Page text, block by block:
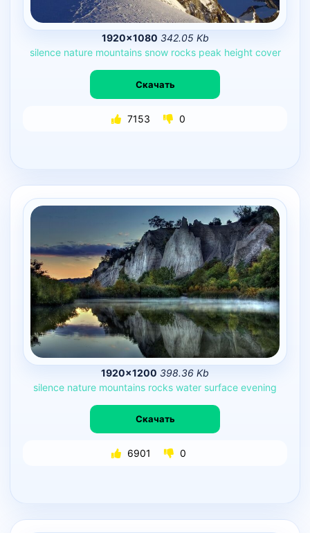
1920×1080 342.05 Kb
silence nature mountains snow rocks peak height cover
Скачать
7153 0
1920×1200 398.36 Kb
silence nature mountains rocks water surface evening
Скачать
6901 0